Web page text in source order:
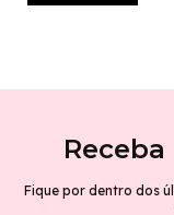
Fique por dentro dos